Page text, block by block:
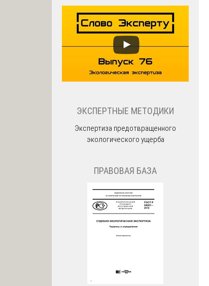
ЭКСПЕРТНЫЕ МЕТОДИКИ
Экспертиза предотвращенного
экологического ущерба
ПРАВОВАЯ БАЗА